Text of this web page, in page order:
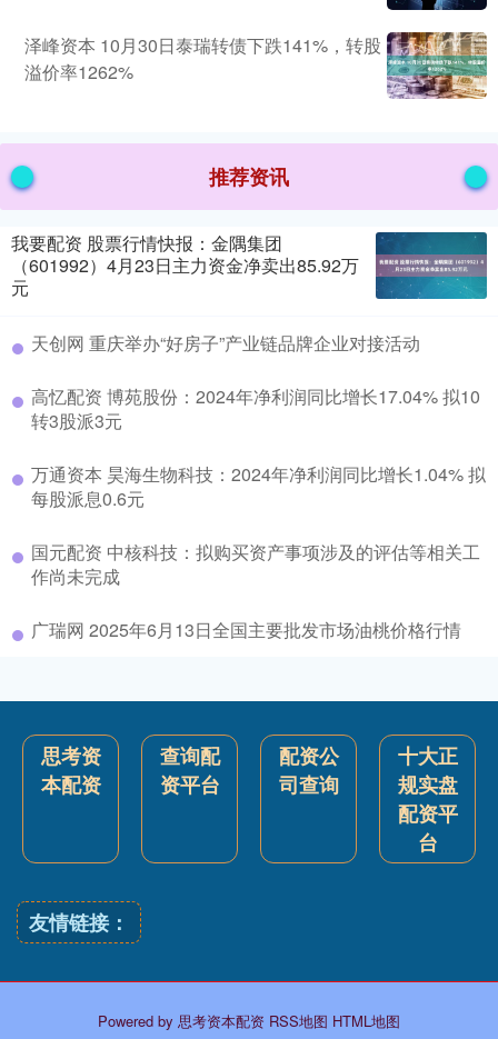
泽峰资本 10月30日泰瑞转债下跌141%，转股
溢价率1262%
推荐资讯
我要配资 股票行情快报：金隅集团
（601992）4月23日主力资金净卖出85.92万
元
天创网 重庆举办“好房子”产业链品牌企业对接活动
高忆配资 博苑股份：2024年净利润同比增长17.04% 拟10
转3股派3元
万通资本 昊海生物科技：2024年净利润同比增长1.04% 拟
每股派息0.6元
国元配资 中核科技：拟购买资产事项涉及的评估等相关工
作尚未完成
广瑞网 2025年6月13日全国主要批发市场油桃价格行情
思考资
本配资
查询配
资平台
配资公
司查询
十大正
规实盘
配资平
台
友情链接：
Powered by 思考资本配资 RSS地图 HTML地图